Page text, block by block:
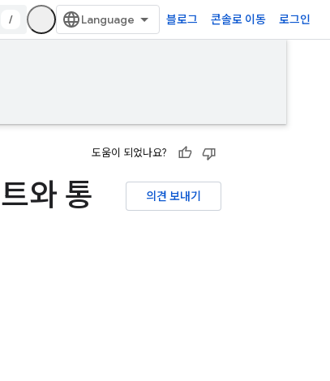
/ 블로그 콘솔로 이동 로그인
도움이 되었나요?
의견 보내기
와 통